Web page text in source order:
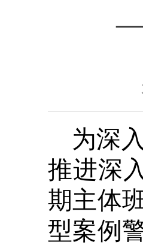
为深
推进深
期主体
型案例